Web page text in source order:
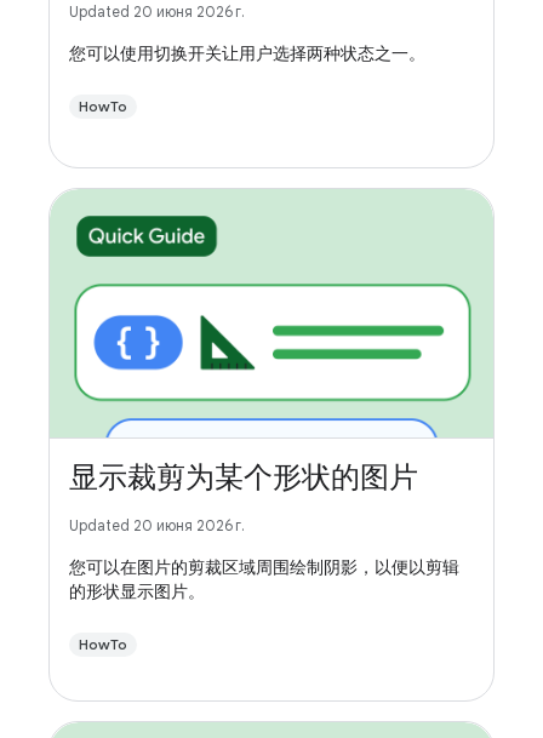
Updated 20 июня 2026 г.
您可以使用切换开关让用户选择两种状态之一。
HowTo
显示裁剪为某个形状的图片
Updated 20 июня 2026 г.
您可以在图片的剪裁区域周围绘制阴影，以便以剪辑
的形状显示图片。
HowTo